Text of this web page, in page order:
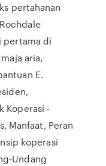
pertahanan
pertama di
aria,
E.
Koperasi -
Manfaat, Peran
koperasi
Undang